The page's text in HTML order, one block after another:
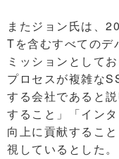
またジョン氏は、
Tを含むすべてのデ
ミッションとして
プロセスが複雑な
する会社であると
すること」「イン
向上に貢献するこ
視しているとした。